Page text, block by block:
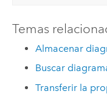
Temas
Almacenar
Buscar
Transferir la